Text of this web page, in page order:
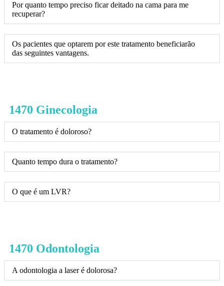
Por quanto tempo preciso ficar deitado na cama para me
recuperar?
Os pacientes que optarem por este tratamento beneficiarão
das seguintes vantagens.
1470 Ginecologia
O tratamento é doloroso?
Quanto tempo dura o tratamento?
O que é um LVR?
1470 Odontologia
A odontologia a laser é dolorosa?